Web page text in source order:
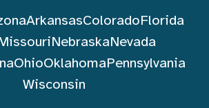
ArkansasColoradoFlorida
NebraskaNevada
OhioOklahomaPennsylvania
Wisconsin